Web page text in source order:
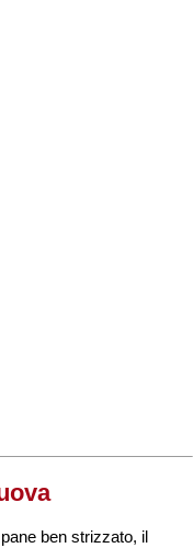
ben strizzato, il